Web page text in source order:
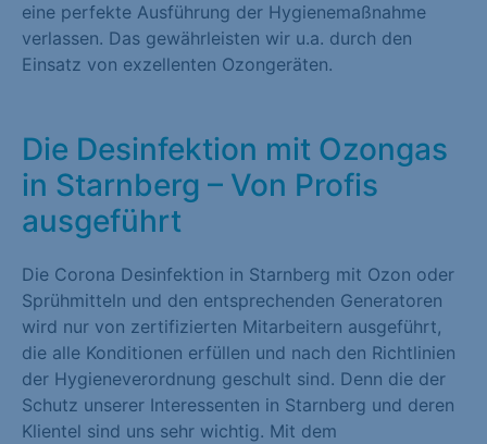
eine perfekte Ausführung der Hygienemaßnahme
verlassen. Das gewährleisten wir u.a. durch den
Einsatz von exzellenten Ozongeräten.
Die Desinfektion mit Ozongas
in Starnberg – Von Profis
ausgeführt
Die Corona Desinfektion in Starnberg mit Ozon oder
Sprühmitteln und den entsprechenden Generatoren
wird nur von zertifizierten Mitarbeitern ausgeführt,
die alle Konditionen erfüllen und nach den Richtlinien
der Hygieneverordnung geschult sind. Denn die der
Schutz unserer Interessenten in Starnberg und deren
Klientel sind uns sehr wichtig. Mit dem